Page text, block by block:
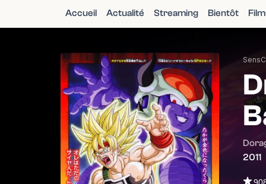
Accueil Actualité Streaming Bientôt
2011